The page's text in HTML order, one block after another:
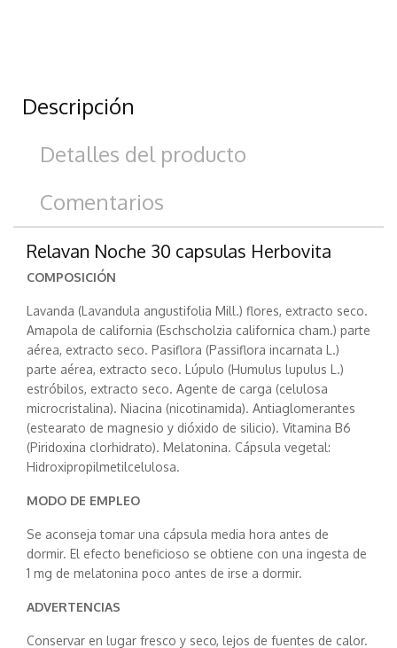
Descripción
Detalles del producto
Comentarios
Relavan Noche 30 capsulas Herbovita
COMPOSICIÓN
Lavanda (Lavandula angustifolia Mill.) flores, extracto seco.
Amapola de california (Eschscholzia californica cham.) parte
aérea, extracto seco. Pasiflora (Passiflora incarnata L.)
parte aérea, extracto seco. Lúpulo (Humulus lupulus L.)
estróbilos, extracto seco. Agente de carga (celulosa
microcristalina). Niacina (nicotinamida). Antiaglomerantes
(estearato de magnesio y dióxido de silicio). Vitamina B6
(Piridoxina clorhidrato). Melatonina. Cápsula vegetal:
Hidroxipropilmetilcelulosa.
MODO DE EMPLEO
Se aconseja tomar una cápsula media hora antes de
dormir. El efecto beneficioso se obtiene con una ingesta de
1 mg de melatonina poco antes de irse a dormir.
ADVERTENCIAS
Conservar en lugar fresco y seco, lejos de fuentes de calor.